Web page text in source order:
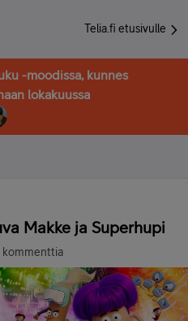
Telia.fi etusivulle
-moodissa, kunnes
lokakuussa
Makke ja Superhupi
kommenttia